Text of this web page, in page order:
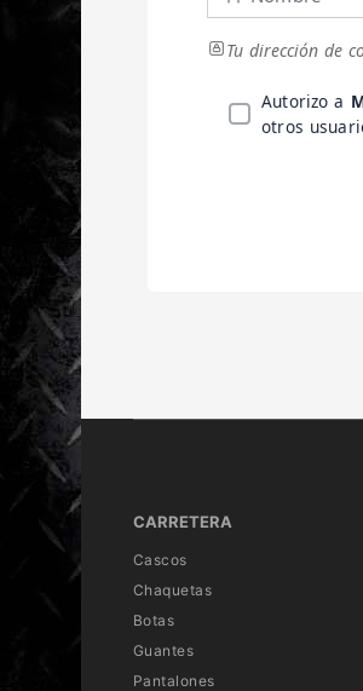
Tu dirección de
Autorizo a
otros
CARRETERA
Cascos
Chaquetas
Botas
Guantes
Pantalones